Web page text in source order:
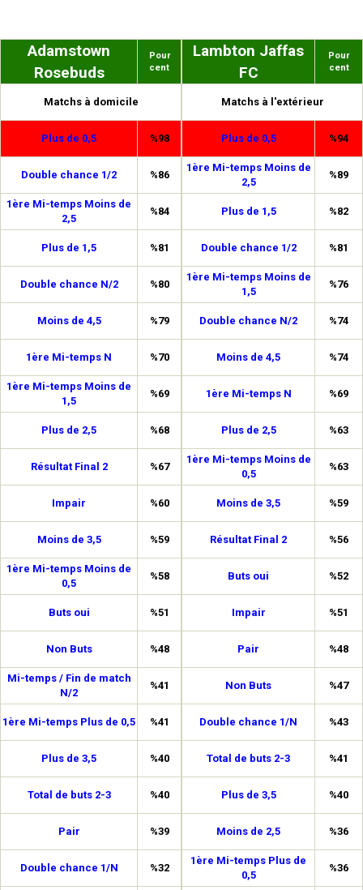
Adamstown
Rosebuds
Pour
cent
Matchs à domicile
Plus de 0,5 %98
Double chance 1/2 %86
1ère Mi-temps Moins de
2,5
%84
Plus de 1,5 %81
Double chance N/2 %80
Moins de 4,5 %79
1ère Mi-temps N %70
1ère Mi-temps Moins de
1,5
%69
Plus de 2,5 %68
Résultat Final 2 %67
Impair %60
Moins de 3,5 %59
1ère Mi-temps Moins de
0,5
%58
Buts oui %51
Non Buts %48
Mi-temps / Fin de match
N/2
%41
1ère Mi-temps Plus de 0,5 %41
Plus de 3,5 %40
Total de buts 2-3 %40
Pair %39
Double chance 1/N %32
Lambton Jaffas
FC
Pour
cent
Matchs à l'extérieur
Plus de 0,5 %94
1ère Mi-temps Moins de
2,5
%89
Plus de 1,5 %82
Double chance 1/2 %81
1ère Mi-temps Moins de
1,5
%76
Double chance N/2 %74
Moins de 4,5 %74
1ère Mi-temps N %69
Plus de 2,5 %63
1ère Mi-temps Moins de
0,5
%63
Moins de 3,5 %59
Résultat Final 2 %56
Buts oui %52
Impair %51
Pair %48
Non Buts %47
Double chance 1/N %43
Total de buts 2-3 %41
Plus de 3,5 %40
Moins de 2,5 %36
1ère Mi-temps Plus de
0,5
%36